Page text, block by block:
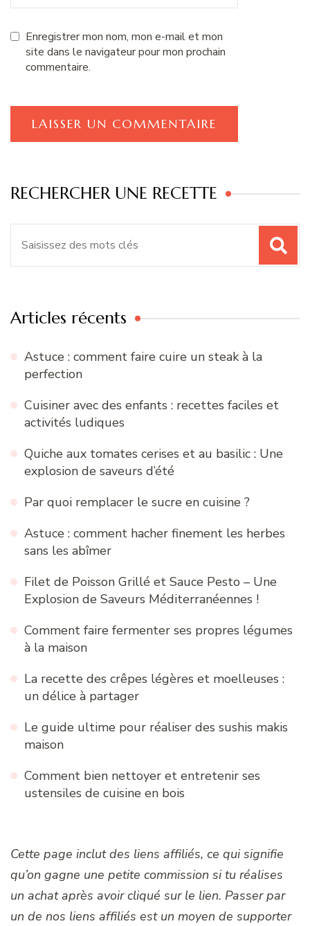
Enregistrer mon nom, mon e-mail et mon
site dans le navigateur pour mon prochain
commentaire.
RECHERCHER UNE RECETTE
Articles récents
Astuce : comment faire cuire un steak à la
perfection
Cuisiner avec des enfants : recettes faciles et
activités ludiques
Quiche aux tomates cerises et au basilic : Une
explosion de saveurs d’été
Par quoi remplacer le sucre en cuisine ?
Astuce : comment hacher finement les herbes
sans les abîmer
Filet de Poisson Grillé et Sauce Pesto – Une
Explosion de Saveurs Méditerranéennes !
Comment faire fermenter ses propres légumes
à la maison
La recette des crêpes légères et moelleuses :
un délice à partager
Le guide ultime pour réaliser des sushis makis
maison
Comment bien nettoyer et entretenir ses
ustensiles de cuisine en bois
Cette page inclut des liens affiliés, ce qui signifie
qu’on gagne une petite commission si tu réalises
un achat après avoir cliqué sur le lien. Passer par
un de nos liens affiliés est un moyen de supporter